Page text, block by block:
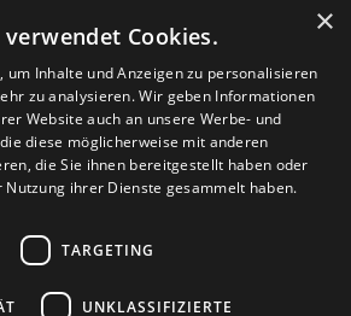
Datenschutz
Impressum
Kontakt
×
Cookies.
um Inhalte und Anzeigen zu personalisieren
zu analysieren. Wir geben Informationen
Website auch an unsere Werbe- und
diese möglicherweise mit anderen
die Sie ihnen bereitgestellt haben oder
Nutzung ihrer Dienste gesammelt haben.
TARGETING
UNKLASSIFIZIERTE